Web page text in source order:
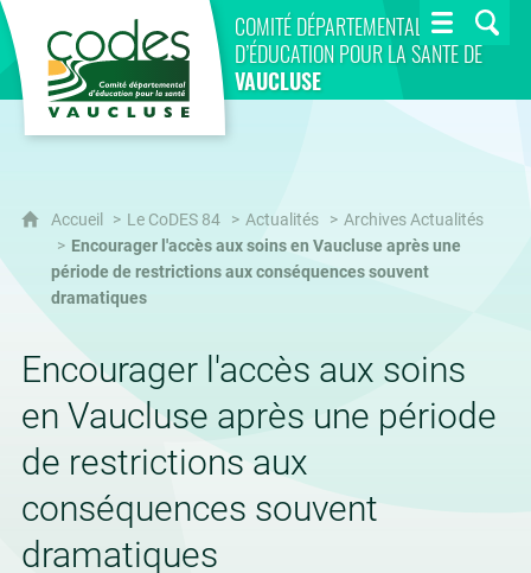
COMITÉ DÉPARTEMENTAL
D’ÉDUCATION POUR LA SANTÉ DE
VAUCLUSE
CoDES 84
Accueil Le CoDES 84 Actualités
Archives Actualités
Encourager l'accès aux soins en Vaucluse après une
période de restrictions aux conséquences souvent
dramatiques
Encourager l'accès aux soins
en Vaucluse après une période
de restrictions aux
conséquences souvent
dramatiques